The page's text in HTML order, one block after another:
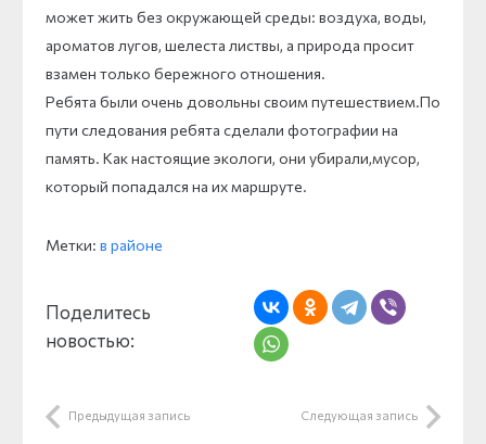
может жить без окружающей среды: воздуха, воды,
ароматов лугов, шелеста листвы, а природа просит
взамен только бережного отношения.
Ребята были очень довольны своим путешествием.По
пути следования ребята сделали фотографии на
память. Как настоящие экологи, они убирали,мусор,
который попадался на их маршруте.
Метки: в районе
Поделитесь
новостью:
Предыдущая запись Следующая запись